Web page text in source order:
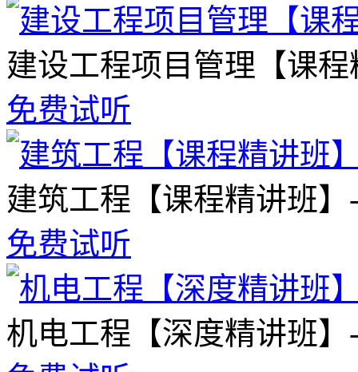
建设工程项目管理【课
免费试听
建筑工程【课程精讲班】
免费试听
机电工程【深度精讲班